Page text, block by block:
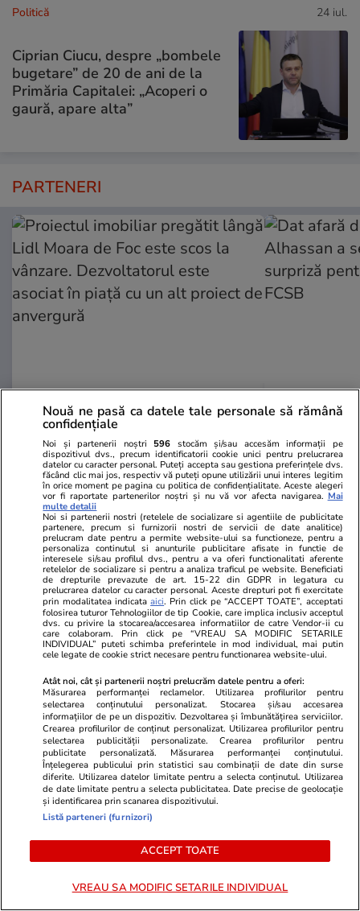
Politică 24 iul.
Ciprian Ciucu, despre „bombele
bugetare” de 20 de ani de la
Primăria Capitalei: „Acoperi o
gaură, apare alta”
PARTENERI
Proiectul imobiliar pregătit lângă
Lidl Moara de Foc este scos la
vânzare. Dezvoltatorul este
asociat în piață cu un alt proiect
de anvergură
Dat afară
Alhassan a
surpriză
la FCSB
ULTIMELE ȘTIRI
Știri Externe 09:01
„Cele mai grave incendii de vegetație”: Spania
decretează stare de urgență națională, iar
pe coasta Atlanticului
Știri Externe 08:38
O tânără trimite de luni întregi sute de CV-uri,
inclusiv pentru posturi de femeie de serviciu, în
Austria, și nu o angajează nimeni: „Vreau doar
Nouă ne pasă ca datele tale personale să rămână
confidențiale
Noi și partenerii noștri 596 stocăm și/sau accesăm informații pe
dispozitivul dvs., precum identificatorii cookie unici pentru prelucrarea
datelor cu caracter personal. Puteți accepta sau gestiona preferințele dvs.
făcând clic mai jos, respectiv vă puteți opune utilizării unui interes legitim
în orice moment pe pagina cu politica de confidențialitate. Aceste alegeri
vor fi raportate partenerilor noștri și nu vă vor afecta navigarea. Mai
multe detalii
Noi si partenerii nostri (retelele de socializare si agentiile de publicitate
partenere, precum si furnizorii nostri de servicii de date analitice)
prelucram date pentru a permite website-ului sa functioneze, pentru a
personaliza continutul si anunturile publicitare afisate in functie de
interesele si/sau profilul dvs., pentru a va oferi functionalitati aferente
retelelor de socializare si pentru a analiza traficul pe website. Beneficiati
de drepturile prevazute de art. 15-22 din GDPR in legatura cu
prelucrarea datelor cu caracter personal. Aceste drepturi pot fi exercitate
prin modalitatea indicataaici. Prin click pe “ACCEPT TOATE”, acceptati
folosirea tuturor Tehnologiilor de tip Cookie, care implica inclusiv acceptul
dvs. cu privire la stocarea/accesarea informatiilor de catre Vendor-ii cu
care colaboram. Prin click pe “VREAU SA MODIFIC SETARILE
INDIVIDUAL” puteti schimba preferintele in mod individual, mai putin
cele legate de cookie strict necesare pentru functionarea website-ului.
Atât noi, cât și partenerii noștri prelucrăm datele pentru a oferi:
Măsurarea performanței reclamelor. Utilizarea profilurilor pentru
selectarea conținutului personalizat. Stocarea și/sau accesarea
informațiilor de pe un dispozitiv. Dezvoltarea și îmbunătățirea serviciilor.
Crearea profilurilor de conținut personalizat. Utilizarea profilurilor pentru
selectarea publicității personalizate. Crearea profilurilor pentru
publicitate personalizată. Măsurarea performanței conținutului.
Înțelegerea publicului prin statistici sau combinații de date din surse
diferite. Utilizarea datelor limitate pentru a selecta conținutul. Utilizarea
de date limitate pentru a selecta publicitatea. Date precise de geolocație
și identificarea prin scanarea dispozitivului.
Listă parteneri (furnizori)
ACCEPT TOATE
VREAU SA MODIFIC SETARILE INDIVIDUAL